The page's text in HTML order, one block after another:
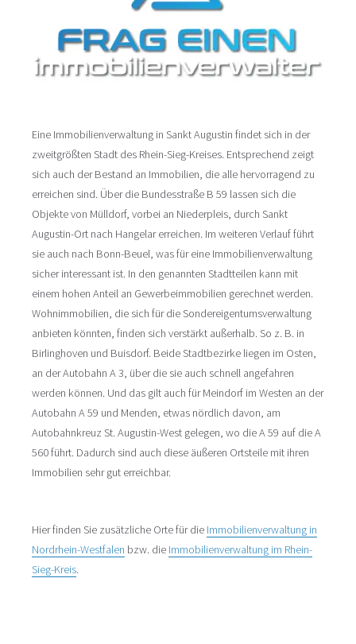
Eine Immobilienverwaltung in Sankt Augustin findet sich in der
zweitgrößten Stadt des Rhein-Sieg-Kreises. Entsprechend zeigt
sich auch der Bestand an Immobilien, die alle hervorragend zu
erreichen sind. Über die Bundesstraße B 59 lassen sich die
Objekte von Mülldorf, vorbei an Niederpleis, durch Sankt
Augustin-Ort nach Hangelar erreichen. Im weiteren Verlauf führt
sie auch nach Bonn-Beuel, was für eine Immobilienverwaltung
sicher interessant ist. In den genannten Stadtteilen kann mit
einem hohen Anteil an Gewerbeimmobilien gerechnet werden.
Wohnimmobilien, die sich für die Sondereigentumsverwaltung
anbieten könnten, finden sich verstärkt außerhalb. So z. B. in
Birlinghoven und Buisdorf. Beide Stadtbezirke liegen im Osten,
an der Autobahn A 3, über die sie auch schnell angefahren
werden können. Und das gilt auch für Meindorf im Westen an der
Autobahn A 59 und Menden, etwas nördlich davon, am
Autobahnkreuz St. Augustin-West gelegen, wo die A 59 auf die A
560 führt. Dadurch sind auch diese äußeren Ortsteile mit ihren
Immobilien sehr gut erreichbar.
Hier finden Sie zusätzliche Orte für die Immobilienverwaltung in
Nordrhein-Westfalen bzw. die Immobilienverwaltung im Rhein-
Sieg-Kreis.